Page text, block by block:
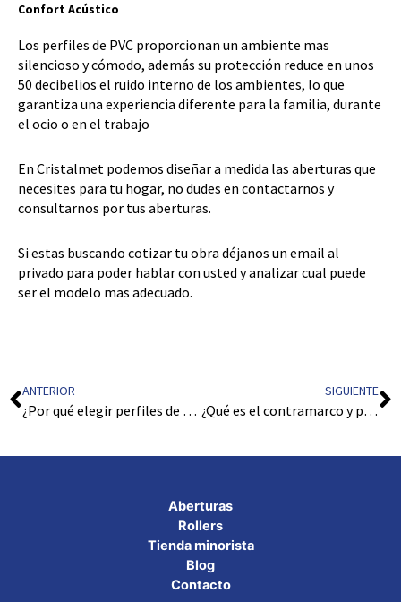
Confort Acústico
Los perfiles de PVC proporcionan un ambiente mas
silencioso y cómodo, además su protección reduce en unos
50 decibelios el ruido interno de los ambientes, lo que
garantiza una experiencia diferente para la familia, durante
el ocio o en el trabajo
En Cristalmet podemos diseñar a medida las aberturas que
necesites para tu hogar, no dudes en contactarnos y
consultarnos por tus aberturas.
Si estas buscando cotizar tu obra déjanos un email al
privado para poder hablar con usted y analizar cual puede
ser el modelo mas adecuado.
ANTERIOR
¿Por qué elegir perfiles de aluminio?
SIGUIENTE
¿Qué es el contramarco y premarco de una ventana?
Aberturas
Rollers
Tienda minorista
Blog
Contacto